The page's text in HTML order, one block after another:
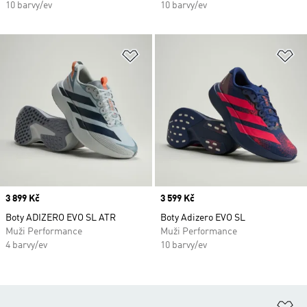
10 barvy/ev 10 barvy/ev
Price
3 899 Kč
Boty ADIZERO EVO SL ATR
Muži Performance
4 barvy/ev
Price
3 599 Kč
Boty Adizero EVO SL
Muži Performance
10 barvy/ev